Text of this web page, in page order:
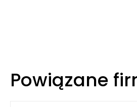
Powiązane